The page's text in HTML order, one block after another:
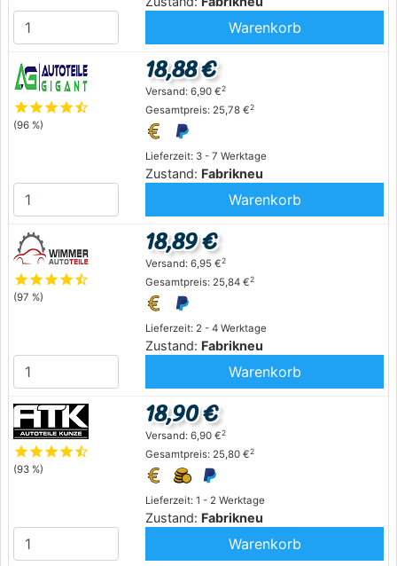
Warenkorb
starstarstarstarstar_half
(96 %)
Lieferzeit: 3 - 7 Werktage
Zustand: Fabrikneu
18,88 €
Versand: 6,90 €2
Gesamtpreis: 25,78 €2
Warenkorb
starstarstarstarstar_half
(97 %)
Lieferzeit: 2 - 4 Werktage
Zustand: Fabrikneu
18,89 €
Versand: 6,95 €2
Gesamtpreis: 25,84 €2
Warenkorb
starstarstarstarstar_half
(93 %)
Lieferzeit: 1 - 2 Werktage
Zustand: Fabrikneu
18,90 €
Versand: 6,90 €2
Gesamtpreis: 25,80 €2
Warenkorb